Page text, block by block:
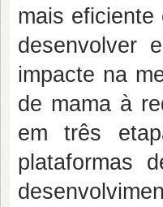
mais
desenvolver
impacte na
de mama à
em três
plataformas